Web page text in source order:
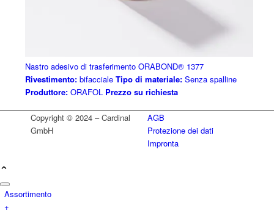
Nastro adesivo di trasferimento ORABOND® 1377
Rivestimento:bifacciale Tipo di materiale:Senza spalline
Produttore:ORAFOL Prezzo su richiesta
Copyright © 2024 – Cardinal
GmbH
AGB
Protezione dei dati
Impronta
Assortimento
+